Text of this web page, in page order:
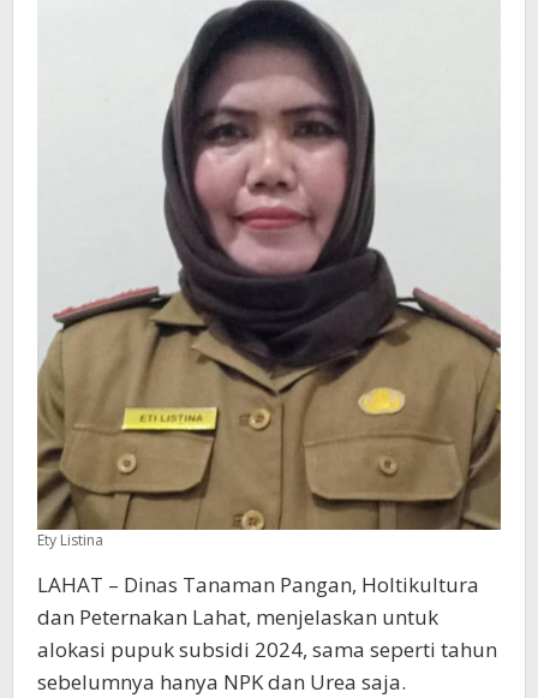
Sembarang
Ada
Yang
Mengawasi
Ety Listina
LAHAT – Dinas Tanaman Pangan, Holtikultura
dan Peternakan Lahat, menjelaskan untuk
alokasi pupuk subsidi 2024, sama seperti tahun
sebelumnya hanya NPK dan Urea saja.